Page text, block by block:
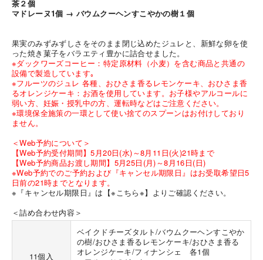
茶２個
マドレーヌ1個 → バウムクーヘンすこやかの樹１個
果実のみずみずしさをそのまま閉じ込めたジュレと、新鮮な卵を使
った焼き菓子をバラエティ豊かに詰合せました。
※ダックワーズコーヒー：特定原材料（小麦）を含む商品と共通の
設備で製造しています｡
※フルーツのジュレ 各種、おひさま香るレモンケーキ、おひさま香
るオレンジケーキ：お酒を使用しています。お子様やアルコールに
弱い方、妊娠・授乳中の方、運転時などはご注意ください。
※環境保全施策の一環として使い捨てのスプーンはお付けしており
ません。
＜Web予約について＞
【Web予約受付期間】5月20日(水)～8月11日(火)21時まで
【Web予約商品お渡し期間】5月25日(月)～8月16日(日)
※Web予約でのご予約および『キャンセル期限日』はお受取希望日5
日前の21時までとなります。
※『キャンセル期限日』は 【※こちら※】 よりご確認ください。
＜詰め合わせ内容＞
11個入
ベイクドチーズタルト/バウムクーヘンすこやか
の樹/おひさま香るレモンケーキ/おひさま香る
オレンジケーキ/フィナンシェ 各1個
岳や末広がりを意味す
つ時」という意味を込
る、こだわりのスイー
さい。
海外 Overseas shops
Indonesia
Singapore
Vietnam